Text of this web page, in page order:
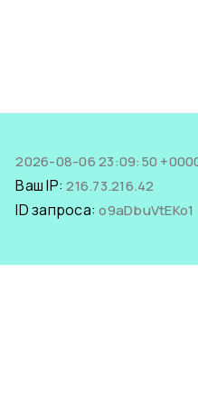
2026-08-06 23:09:50
Ваш IP:216.73.216.42
ID запроса:o9aDbuVtEKo1